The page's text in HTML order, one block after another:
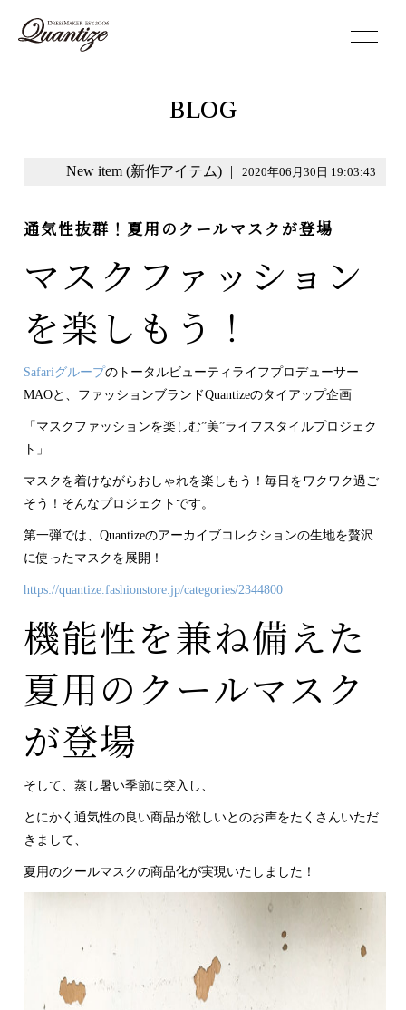
BLOG
New item (新作アイテム) | 2020年06月30日 19:03:43
通気性抜群！夏用のクールマスクが登場
マスクファッション
を楽しもう！
Safariグループのトータルビューティライフプロデューサー
MAOと、ファッションブランドQuantizeのタイアップ企画
「マスクファッションを楽しむ”美”ライフスタイルプロジェク
ト」
マスクを着けながらおしゃれを楽しもう！毎日をワクワク過ご
そう！そんなプロジェクトです。
第一弾では、Quantizeのアーカイブコレクションの生地を贅沢
に使ったマスクを展開！
https://quantize.fashionstore.jp/categories/2344800
機能性を兼ね備えた
夏用のクールマスク
が登場
そして、蒸し暑い季節に突入し、
とにかく通気性の良い商品が欲しいとのお声をたくさんいただ
きまして、
夏用のクールマスクの商品化が実現いたしました！